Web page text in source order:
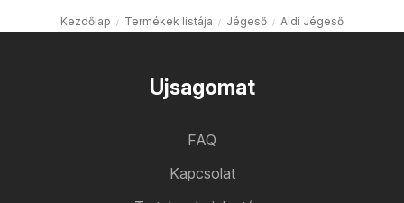
Kezdőlap Termékek listája Jégeső Aldi Jégeső
Ujsagomat
FAQ
Kapcsolat